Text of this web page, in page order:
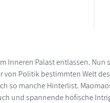
Inneren Palast entlassen.
von Politik bestimmten Welt
so manche Hinterlist.
und spannende höfische